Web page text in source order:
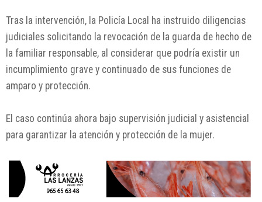
Tras la intervención, la Policía Local ha instruido diligencias
judiciales solicitando la revocación de la guarda de hecho de
la familiar responsable, al considerar que podría existir un
incumplimiento grave y continuado de sus funciones de
amparo y protección.
El caso continúa ahora bajo supervisión judicial y asistencial
para garantizar la atención y protección de la mujer.